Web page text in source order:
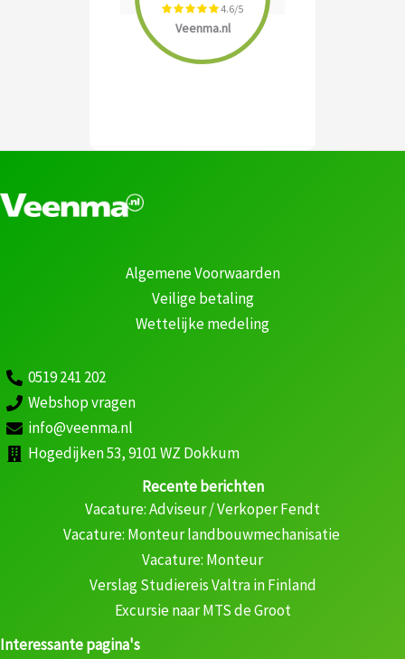
4.6/5
Veenma.nl
Algemene Voorwaarden
Veilige betaling
Wettelijke medeling
0519 241 202
Webshop vragen
info@veenma.nl
Hogedijken 53, 9101 WZ Dokkum
Recente berichten
Vacature: Adviseur / Verkoper Fendt
Vacature: Monteur landbouwmechanisatie
Vacature: Monteur
Verslag Studiereis Valtra in Finland
Excursie naar MTS de Groot
Interessante pagina's